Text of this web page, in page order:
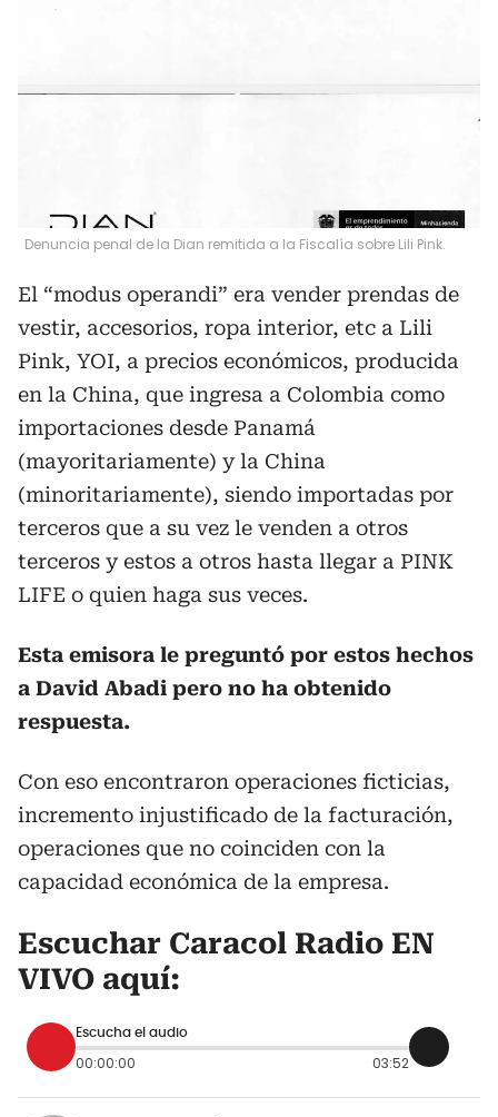
Denuncia penal de la Dian remitida a la Fiscalía sobre Lili Pink.
El “modus operandi” era vender prendas de
vestir, accesorios, ropa interior, etc a Lili
Pink, YOI, a precios económicos, producida
en la China, que ingresa a Colombia como
importaciones desde Panamá
(mayoritariamente) y la China
(minoritariamente), siendo importadas por
terceros que a su vez le venden a otros
terceros y estos a otros hasta llegar a PINK
LIFE o quien haga sus veces.
Esta emisora le preguntó por estos hechos
a David Abadi pero no ha obtenido
respuesta.
Con eso encontraron operaciones ficticias,
incremento injustificado de la facturación,
operaciones que no coinciden con la
capacidad económica de la empresa.
Escuchar Caracol Radio EN
VIVO aquí:
Escucha el audio
00:00:00 03:52